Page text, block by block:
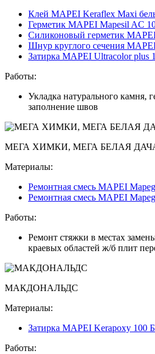
Клей MAPEI Keraflex Maxi
Герметик MAPEI Mapesil AC
Силиконовый герметик
Шнур круглого сечения
Затирка MAPEI Ultracolor plus
Работы:
Укладка натурального камня,
заполнение швов
МЕГА ХИМКИ, МЕГА БЕЛАЯ
Материалы:
Ремонтная смесь MAPEI
Ремонтная смесь MAPEI
Работы:
Ремонт стяжки в местах
краевых областей ж/б плит
МАКДОНАЛЬДС
Материалы:
Затирка MAPEI Kerapoxy 100
Работы: